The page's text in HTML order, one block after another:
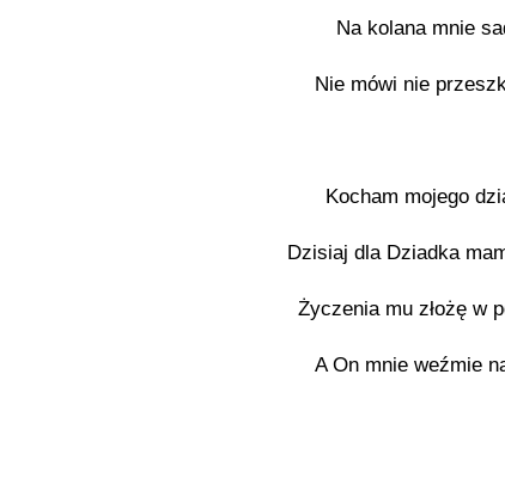
Na kolana mnie
Nie mówi nie
Kocham mojego
Dzisiaj dla Dziadka
Życzenia mu złożę w
A On mnie weźmie